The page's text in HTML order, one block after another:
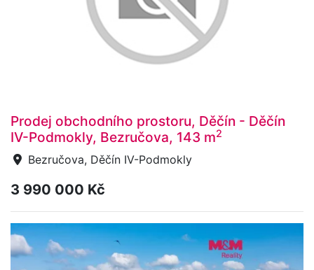
Prodej obchodního prostoru, Děčín - Děčín
IV-Podmokly, Bezručova, 143 m2
Bezručova, Děčín IV-Podmokly
3 990 000 Kč